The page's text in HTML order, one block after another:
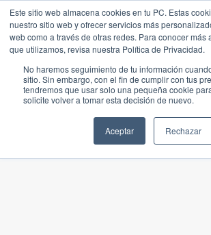
Este sitio web almacena cookies en tu PC. Estas
nuestro sitio web y ofrecer servicios más
web como a través de otras redes. Para conocer más
que utilizamos, revisa nuestra Política de Privacidad.
No haremos seguimiento de tu información
sitio. Sin embargo, con el fin de cumplir con tus
tendremos que usar solo una pequeña cookie
solicite volver a tomar esta decisión de nuevo.
Aceptar Rechazar